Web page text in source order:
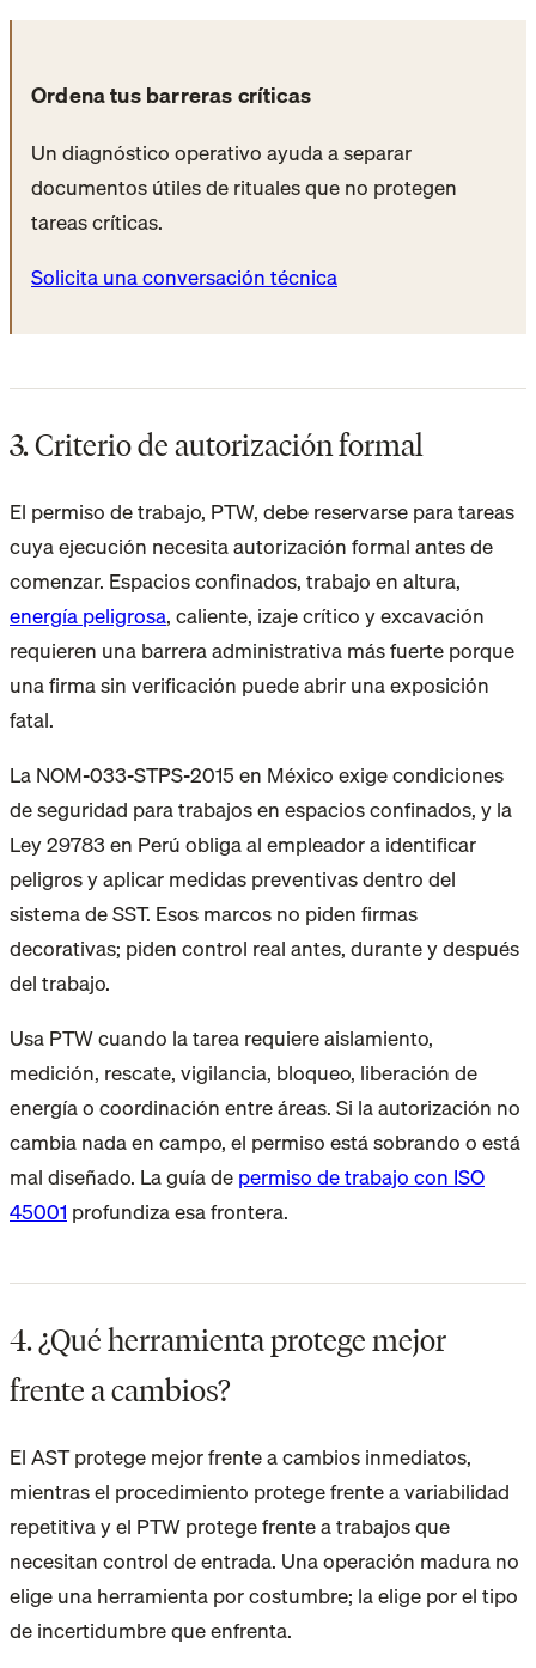
Ordena tus barreras críticas
Un diagnóstico operativo ayuda a separar
documentos útiles de rituales que no protegen
tareas críticas.
Solicita una conversación técnica
3. Criterio de autorización formal
El permiso de trabajo, PTW, debe reservarse para tareas
cuya ejecución necesita autorización formal antes de
comenzar. Espacios confinados, trabajo en altura,
energía peligrosa, caliente, izaje crítico y excavación
requieren una barrera administrativa más fuerte porque
una firma sin verificación puede abrir una exposición
fatal.
La NOM-033-STPS-2015 en México exige condiciones
de seguridad para trabajos en espacios confinados, y la
Ley 29783 en Perú obliga al empleador a identificar
peligros y aplicar medidas preventivas dentro del
sistema de SST. Esos marcos no piden firmas
decorativas; piden control real antes, durante y después
del trabajo.
Usa PTW cuando la tarea requiere aislamiento,
medición, rescate, vigilancia, bloqueo, liberación de
energía o coordinación entre áreas. Si la autorización no
cambia nada en campo, el permiso está sobrando o está
mal diseñado. La guía depermiso de trabajo con ISO
45001profundiza esa frontera.
4. ¿Qué herramienta protege mejor
frente a cambios?
El AST protege mejor frente a cambios inmediatos,
mientras el procedimiento protege frente a variabilidad
repetitiva y el PTW protege frente a trabajos que
necesitan control de entrada. Una operación madura no
elige una herramienta por costumbre; la elige por el tipo
de incertidumbre que enfrenta.